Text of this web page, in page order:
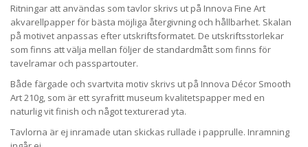
Ritningar att användas som tavlor skrivs ut på Innova Fine Art
akvarellpapper för bästa möjliga återgivning och hållbarhet. Skalan
på motivet anpassas efter utskriftsformatet. De utskriftsstorlekar
som finns att välja mellan följer de standardmått som finns för
tavelramar och passpartouter.
Både färgade och svartvita motiv skrivs ut på Innova Décor Smooth
Art 210g, som är ett syrafritt museum kvalitetspapper med en
naturlig vit finish och något texturerad yta.
Tavlorna är ej inramade utan skickas rullade i papprulle. Inramning